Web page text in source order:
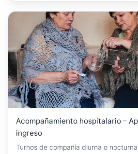
Acompañamiento hospitalario –
ingreso
Turnos de compañía diurna o